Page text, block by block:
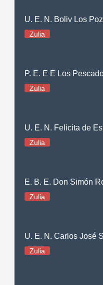
U. E. N. Boliv Los
Zulia
P. E. E E Los
Zulia
U. E. N. Felicita de
Zulia
E. B. E. Don Simón
Zulia
U. E. N. Carlos José
Zulia